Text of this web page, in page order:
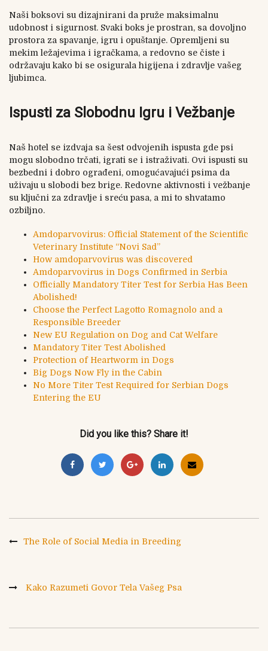
Naši boksovi su dizajnirani da pruže maksimalnu
udobnost i sigurnost. Svaki boks je prostran, sa dovoljno
prostora za spavanje, igru i opuštanje. Opremljeni su
mekim ležajevima i igračkama, a redovno se čiste i
održavaju kako bi se osigurala higijena i zdravlje vašeg
ljubimca.
Ispusti za Slobodnu Igru i Vežbanje
Naš hotel se izdvaja sa šest odvojenih ispusta gde psi
mogu slobodno trčati, igrati se i istraživati. Ovi ispusti su
bezbedni i dobro ograđeni, omogućavajući psima da
uživaju u slobodi bez brige. Redovne aktivnosti i vežbanje
su ključni za zdravlje i sreću pasa, a mi to shvatamo
ozbiljno.
Amdoparvovirus: Official Statement of the Scientific
Veterinary Institute “Novi Sad”
How amdoparvovirus was discovered
Amdoparvovirus in Dogs Confirmed in Serbia
Officially Mandatory Titer Test for Serbia Has Been
Abolished!
Choose the Perfect Lagotto Romagnolo and a
Responsible Breeder
New EU Regulation on Dog and Cat Welfare
Mandatory Titer Test Abolished
Protection of Heartworm in Dogs
Big Dogs Now Fly in the Cabin
No More Titer Test Required for Serbian Dogs
Entering the EU
Did you like this? Share it!
The Role of Social Media in Breeding
Kako Razumeti Govor Tela Vašeg Psa